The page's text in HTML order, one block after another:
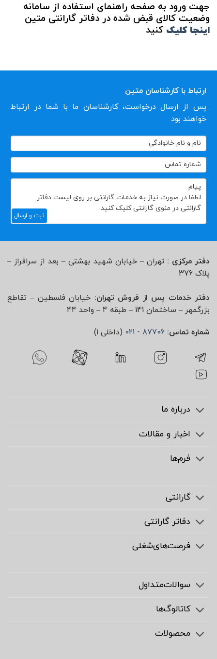
جهت ورود به صفحه راهنمای استفاده از سامانه
وضعیت کالای قبض شده در دفاتر گارانتی متین
اینجا کلیک کنید
ارتباط با کارشناسان متین
پس از ارسال درخواست، کارشناسان ما با شما در ارتباط
خواهند بود
تماس
با
ثبت و ارسال
دفتر مرکزی : تهران – خیابان شهید بهشتی – بعد از سرافراز –
پلاک 376
دفتر خدمات پس از فروش تهران: خیابان فلسطین – تقاطع
بزرگمهر – ساختمان 141 – طبقه 4 – واحد 44
شماره تماس: 87706 - 021 (داخلی 1)
درباره ما
اخبار و مقالات
فرم‌ها
گارانتی
دفاتر گارانتی
فرصت‌های‌شغلی
سوالات‌متداول
کاتالوگ‌ها
محصولات